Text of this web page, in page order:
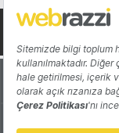
Hakkında
Katkıda